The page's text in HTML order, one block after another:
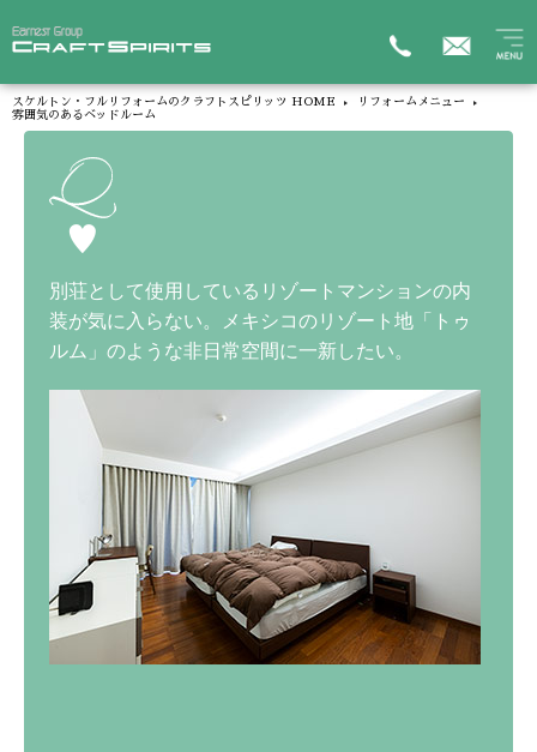
スケルトン・フルリフォームのクラフトスピリッツ HOME
リフォームメニュー
雰囲気のあるベッドルーム
別荘として使用しているリゾートマンションの内
装が気に入らない。メキシコのリゾート地「トゥ
ルム」のような非日常空間に一新したい。